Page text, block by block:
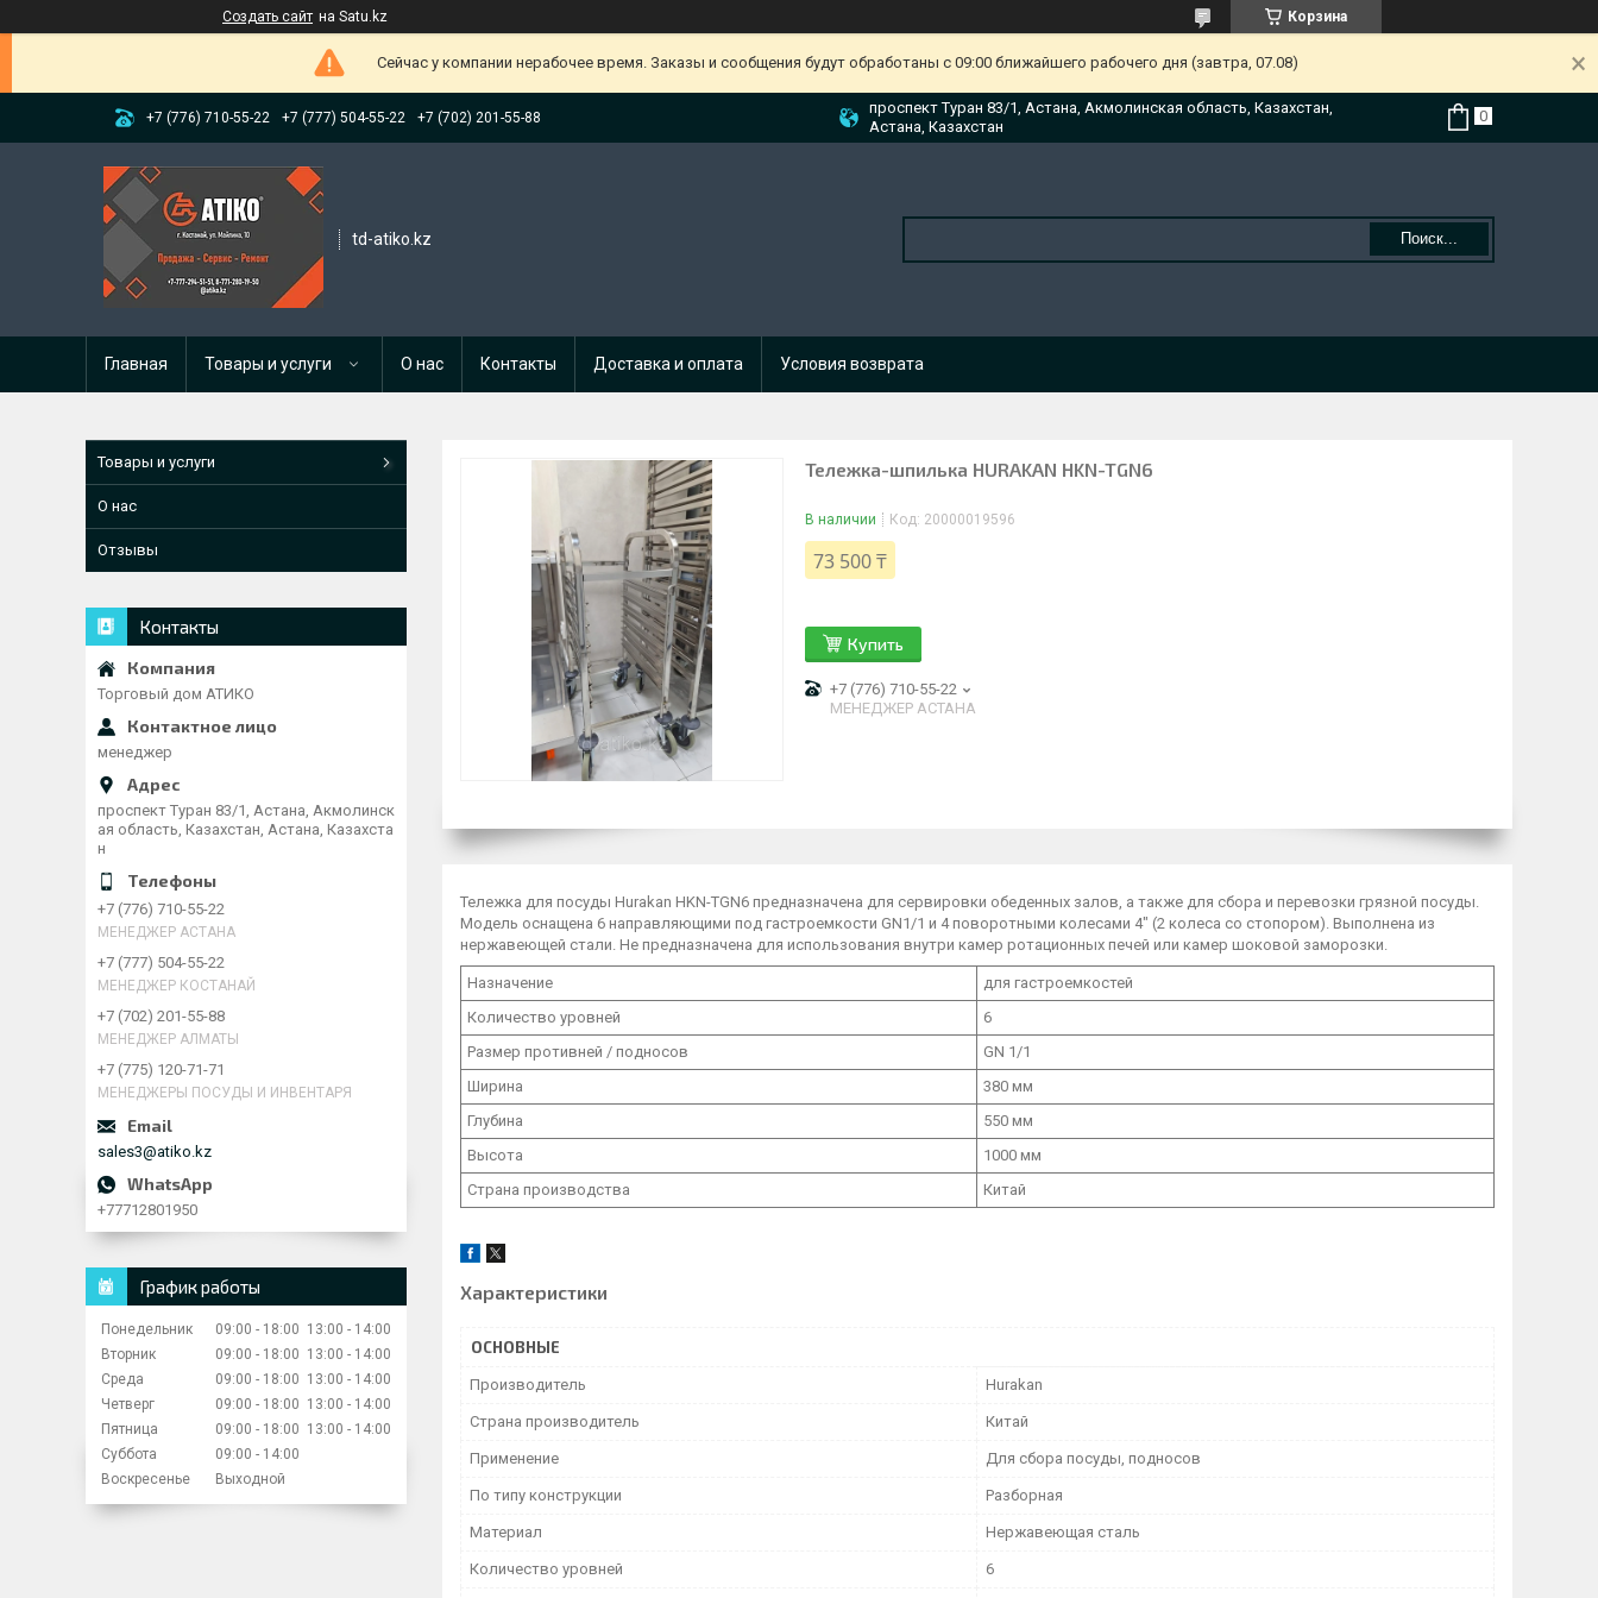
Создать сайт на Satu.kz Корзина
Сейчас у компании нерабочее время. Заказы и сообщения будут обработаны с 09:00 ближайшего рабочего дня (завтра, 07.08)
+7 (776) 710-55-22 +7 (777) 504-55-22 +7 (702) 201-55-88
проспект Туран 83/1, Астана, Акмолинская область, Казахстан,
Астана, Казахстан
td-atiko.kz Поиск...
Главная Товары и услуги О нас Контакты Доставка и оплата Условия возврата
Тележка-шпилька HURAKAN HKN-TGN6
В наличии Код: 20000019596
73 500 ₸
Купить
+7 (776) 710-55-22
МЕНЕДЖЕР АСТАНА
Тележка для посуды Hurakan HKN-TGN6 предназначена для сервировки обеденных залов, а также для сбора и перевозки грязной посуды.
Модель оснащена 6 направляющими под гастроемкости GN1/1 и 4 поворотными колесами 4" (2 колеса со стопором). Выполнена из
нержавеющей стали. Не предназначена для использования внутри камер ротационных печей или камер шоковой заморозки.
Назначение
для гастроемкостей
Количество уровней
6
Размер противней / подносов
GN 1/1
Ширина
380 мм
Глубина
550 мм
Высота
1000 мм
Страна производства
Китай
Характеристики
ОСНОВНЫЕ
Производитель Hurakan
Страна производитель Китай
Применение Для сбора посуды, подносов
По типу конструкции Разборная
Материал Нержавеющая сталь
Количество уровней 6
Товары и услуги
О нас
Отзывы
Контакты
Торговый дом АТИКО
менеджер
проспект Туран 83/1, Астана, Акмолинск
ая область, Казахстан, Астана, Казахста
н
+7 (776) 710-55-22
МЕНЕДЖЕР АСТАНА
+7 (777) 504-55-22
МЕНЕДЖЕР КОСТАНАЙ
+7 (702) 201-55-88
МЕНЕДЖЕР АЛМАТЫ
+7 (775) 120-71-71
МЕНЕДЖЕРЫ ПОСУДЫ И ИНВЕНТАРЯ
sales3@atiko.kz
+77712801950
График работы
Понедельник 09:00 18:00 13:00
14:00
Вторник
09:00 18:00 13:00
14:00
Среда
09:00 18:00 13:00
14:00
Четверг
09:00 18:00 13:00
14:00
Пятница
09:00 18:00 13:00
14:00
Суббота
09:00
14:00
Воскресенье
Выходной